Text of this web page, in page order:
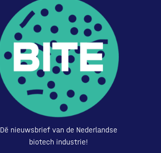
Dé nieuwsbrief van de Nederlandse
biotech industrie!